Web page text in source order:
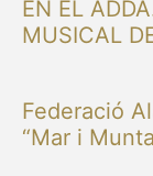
EN EL
MUSICAL
Federació
“Mar i